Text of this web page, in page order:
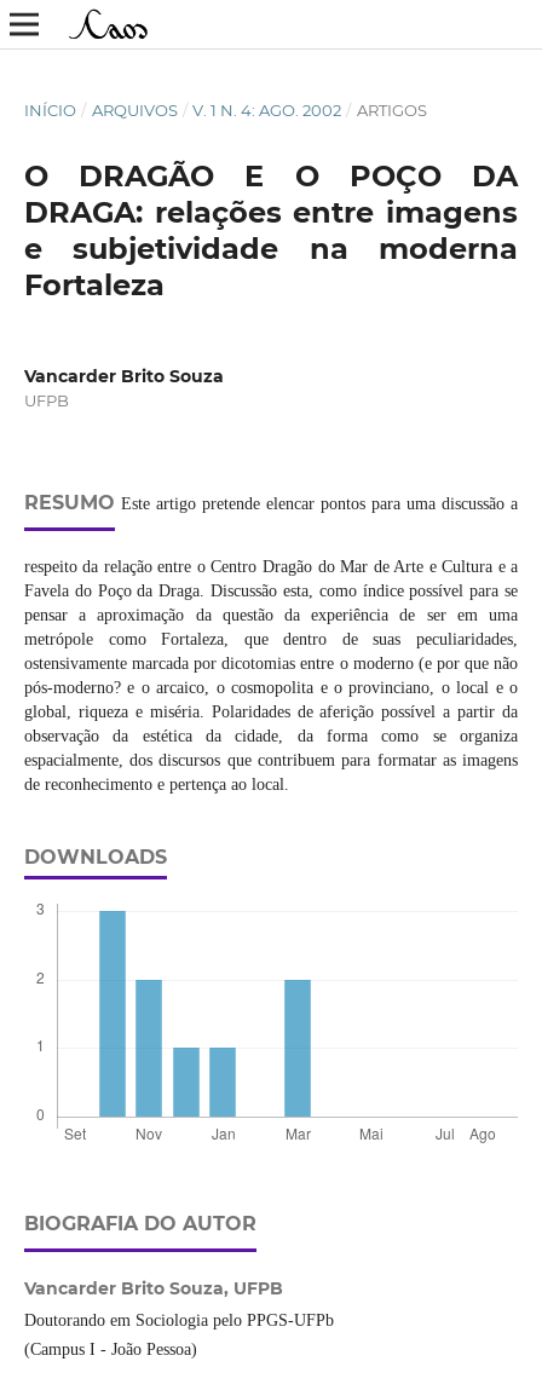
INÍCIO / ARQUIVOS / V. 1 N. 4: AGO. 2002 / ARTIGOS
O DRAGÃO E O POÇO DA
DRAGA: relações entre imagens
e subjetividade na moderna
Fortaleza
Vancarder Brito Souza
UFPB
RESUMO Este artigo pretende elencar pontos para uma discussão a
respeito da relação entre o Centro Dragão do Mar de Arte e Cultura e a
Favela do Poço da Draga. Discussão esta, como índice possível para se
pensar a aproximação da questão da experiência de ser em uma
metrópole como Fortaleza, que dentro de suas peculiaridades,
ostensivamente marcada por dicotomias entre o moderno (e por que não
pós-moderno? e o arcaico, o cosmopolita e o provinciano, o local e o
global, riqueza e miséria. Polaridades de aferição possível a partir da
observação da estética da cidade, da forma como se organiza
espacialmente, dos discursos que contribuem para formatar as imagens
de reconhecimento e pertença ao local.
DOWNLOADS
BIOGRAFIA DO AUTOR
Vancarder Brito Souza, UFPB
Doutorando em Sociologia pelo PPGS-UFPb
(Campus I - João Pessoa)